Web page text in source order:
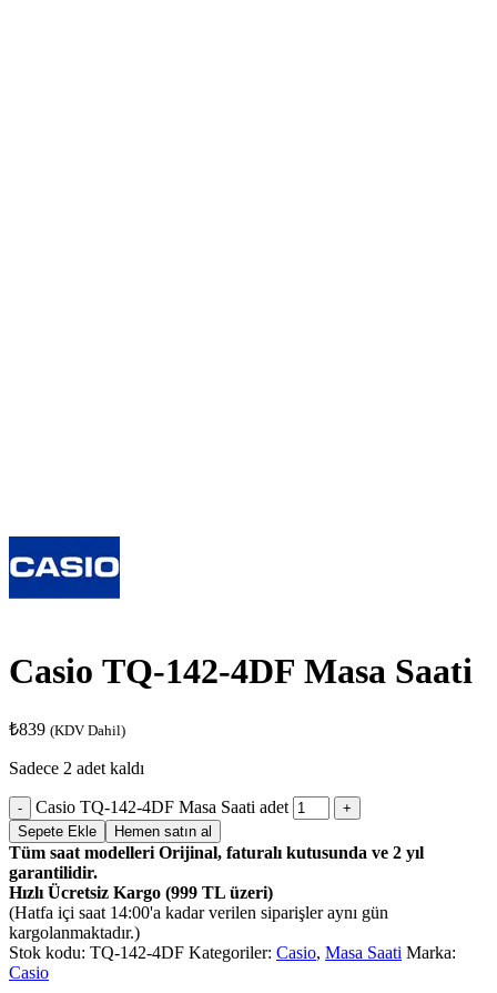
Casio TQ-142-4DF Masa Saati
₺839 (KDV Dahil)
Sadece 2 adet kaldı
Casio TQ-142-4DF Masa Saati adet
Sepete Ekle Hemen satın al
Tüm saat modelleri Orijinal, faturalı kutusunda ve 2 yıl
garantilidir.
Hızlı Ücretsiz Kargo (999 TL üzeri)
(Hatfa içi saat 14:00'a kadar verilen siparişler aynı gün
kargolanmaktadır.)
Stok kodu: TQ-142-4DF Kategoriler: Casio, Masa Saati Marka:
Casio